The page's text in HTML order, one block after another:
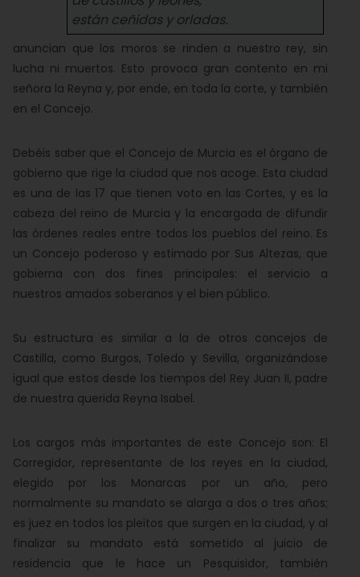
están ceñidas y orladas.
anuncian que los moros se rinden a nuestro rey, sin
lucha ni muertos. Esto provoca gran contento en mi
señora la Reyna y, por ende, en toda la corte, y también
en el Concejo.
Debéis saber que el Concejo de Murcia es el órgano de
gobierno que rige la ciudad que nos acoge. Esta ciudad
es una de las 17 que tienen voto en las Cortes, y es la
cabeza del reino de Murcia y la encargada de difundir
las órdenes reales entre todos los pueblos del reino. Es
un Concejo poderoso y estimado por Sus Altezas, que
gobierna con dos fines principales: el servicio a
nuestros amados soberanos y el bien público.
Su estructura es similar a la de otros concejos de
Castilla, como Burgos, Toledo y Sevilla, organizándose
igual que estos desde los tiempos del Rey Juan II, padre
de nuestra querida Reyna Isabel.
Los cargos más importantes de este Concejo son: El
Corregidor, representante de los reyes en la ciudad,
elegido por los Monarcas por un año, pero
normalmente su mandato se alarga a dos o tres años;
es juez en todos los pleitos que surgen en la ciudad, y al
finalizar su mandato está sometido al juicio de
residencia que le hace un Pesquisidor, también